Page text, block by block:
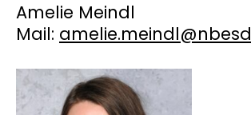
Amelie Meindl
Mail: